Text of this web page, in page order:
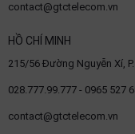
contact@gtctelecom.vn
HỒ CHÍ MINH
215/56 Đường Nguyễn Xí,
028.777.99.777 - 0965 527
contact@gtctelecom.vn